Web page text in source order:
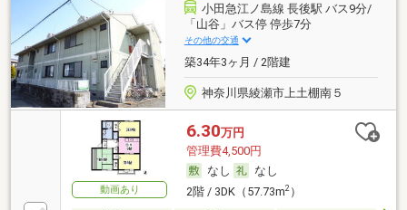
小田急江ノ島線 長後駅 バス9分/
「山谷」バス停 停歩7分
その他の交通
築34年3ヶ月 / 2階建
神奈川県綾瀬市上土棚南５
動画あり
6.30万円
管理費4,500円
なし
なし
2階 / 3DK（57.73m2）